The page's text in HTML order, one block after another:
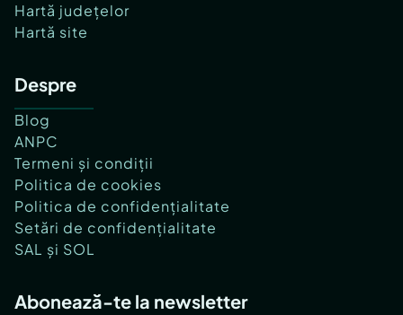
Hartă județelor
Hartă site
Despre
Blog
ANPC
Termeni și condiții
Politica de cookies
Politica de confidențialitate
Setări de confidențialitate
SAL și SOL
Abonează-te la newsletter